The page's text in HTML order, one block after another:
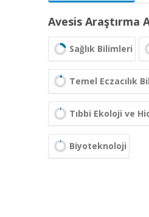
Avesis Araştırma
Sağlık Bilimleri
Temel Eczacılık
Tıbbi Ekoloji ve
Biyoteknoloji